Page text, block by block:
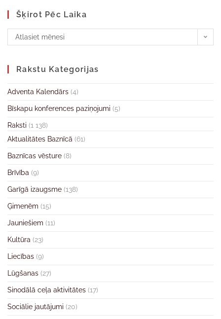
Šķirot Pēc Laika
Atlasiet mēnesi
Rakstu Kategorijas
Adventa Kalendārs (4)
Bīskapu konferences paziņojumi (5)
Raksti (1 138)
Aktualitātes Baznīcā (61)
Baznīcas vēsture (8)
Brīvība (9)
Garīgā izaugsme (138)
Ģimenēm (15)
Jauniešiem (11)
Kultūra (23)
Liecības (9)
Lūgšanas (27)
Sinodālā ceļa aktivitātes (17)
Sociālie jautājumi (20)